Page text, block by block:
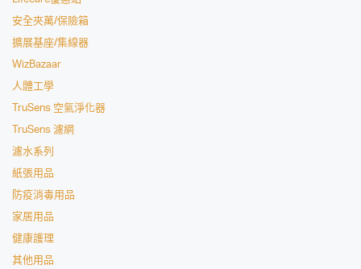
安全夾萬/保險箱
擴展基座/集線器
WizBazaar
人體工學
TruSens 空氣淨化器
TruSens 濾網
濾水系列
紙張用品
防疫消毒用品
家居用品
健康護理
其他用品